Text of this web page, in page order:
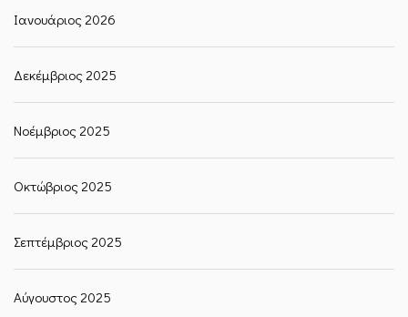
Ιανουάριος 2026
Δεκέμβριος 2025
Νοέμβριος 2025
Οκτώβριος 2025
Σεπτέμβριος 2025
Αύγουστος 2025